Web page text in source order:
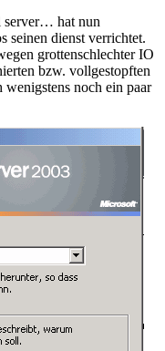
server… hat nun
seinen dienst verrichtet.
grottenschlechter IO
bzw. vollgestopften
wenigstens noch ein paar